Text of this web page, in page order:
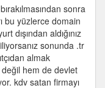
domain
için
sonra
bu yüzlerce domain
dışından aldığınız
sonunda .tr
almak
değil hem de devlet
kdv satan firmayı